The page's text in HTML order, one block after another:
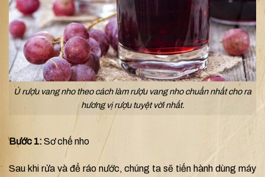
Ủ rượu vang nho theo cách làm rượu vang nho chuẩn nhất cho ra
hương vị rượu tuyệt vời nhất.
Bước 1: Sơ chế nho
Sau khi rửa và để ráo nước, chúng ta sẽ tiến hành dùng máy